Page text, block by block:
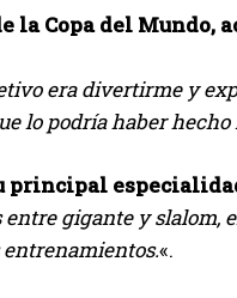
IN
la Copa del
era divertirme y
lo podría haber
principal
gigante y slalom,
«.